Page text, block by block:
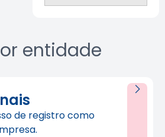
entidade
de registro como